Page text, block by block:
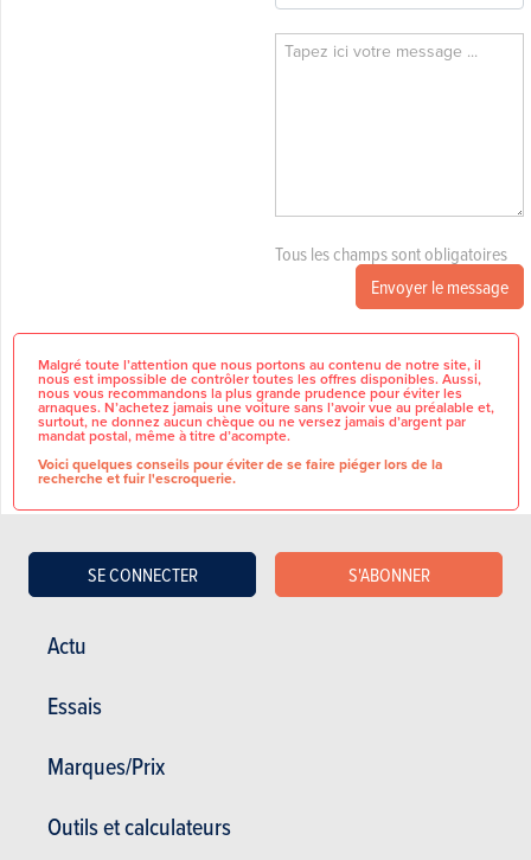
Actu
Essais
Marques/Prix
Outils et calculateurs
SE CONNECTER S'ABONNER
Tous les champs sont obligatoires
Envoyer le message
Malgré toute l’attention que nous portons au contenu de notre site, il
nous est impossible de contrôler toutes les offres disponibles. Aussi,
nous vous recommandons la plus grande prudence pour éviter les
arnaques. N’achetez jamais une voiture sans l’avoir vue au préalable et,
surtout, ne donnez aucun chèque ou ne versez jamais d’argent par
mandat postal, même à titre d’acompte.
Voici quelques conseils pour éviter de se faire piéger lors de la
recherche et fuir l'escroquerie.
GÉNÉRALES
Modèle
T.V.A récupérable
propriétaires
Antidémarrage, Banquette